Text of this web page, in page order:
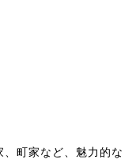
町家など、魅力的な